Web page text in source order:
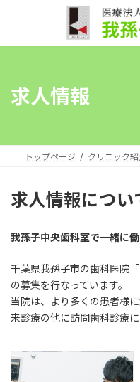
ン
ー
求人情報
トップページ クリニック紹
求人情報につい
我孫子中央歯科室で一緒に
千葉県我孫子市の歯科医院
の募集を行なっています。
当院は、より多くの患者様
来診療の他に訪問歯科診療に